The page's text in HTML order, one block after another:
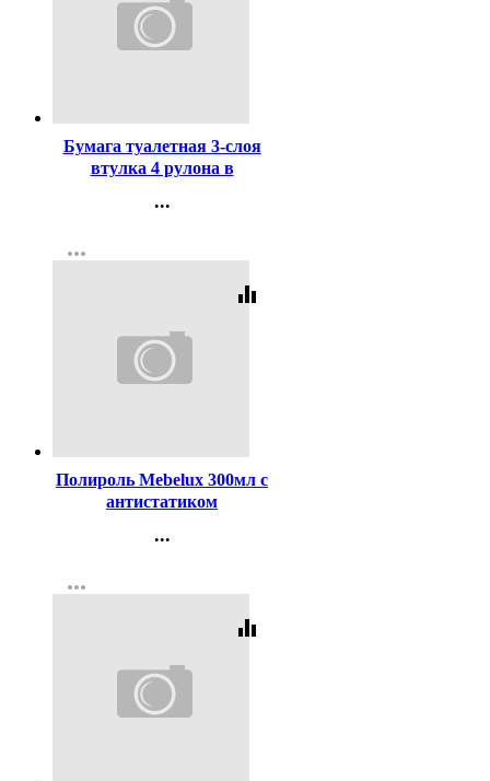
Бумага туалетная 3-слоя
втулка 4 рулона в
Deluxe Light
...
Регистрация
more_horiz
equalizer
Полироль Mebelux 300мл с
антистатиком
...
Регистрация
more_horiz
equalizer